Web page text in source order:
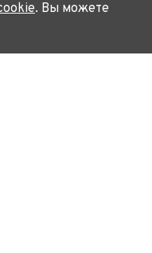
. Вы можете